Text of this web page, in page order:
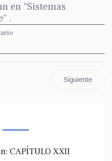
en “Sistemas
.
Siguiente
CAPÍTULO XXII